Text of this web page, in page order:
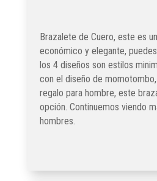
Brazalete de Cuero, este es
económico y elegante,
los 4 diseños son estilos
con el diseño de
regalo para hombre, este
opción. Continuemos viendo
hombres.